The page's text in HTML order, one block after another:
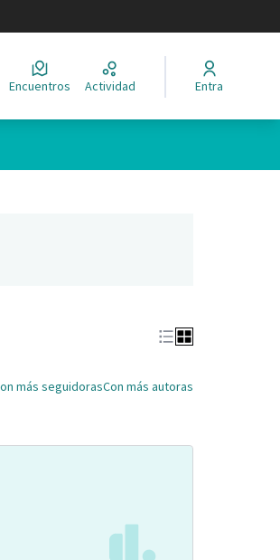
Encuentros Actividad Entra
más seguidorasCon más autoras